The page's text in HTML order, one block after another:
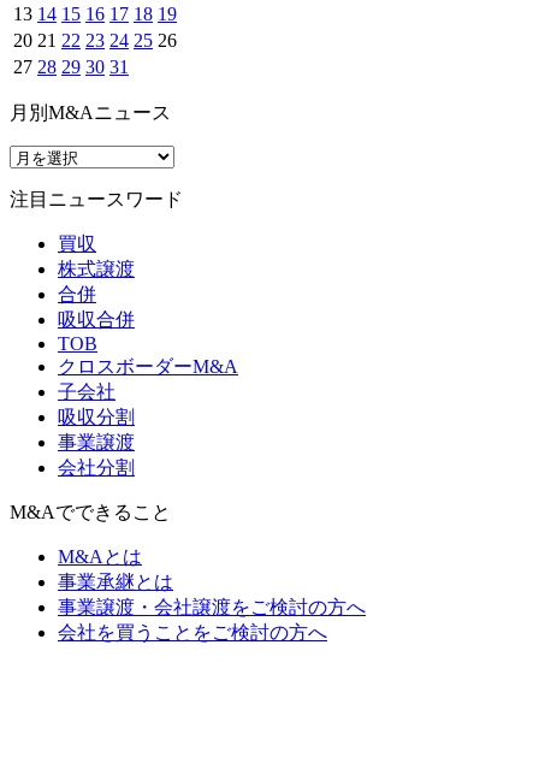
13 14 15 16 17 18 19
20 21 22 23 24 25 26
27 28 29 30 31
月別M&Aニュース
注目ニュースワード
買収
株式譲渡
合併
吸収合併
TOB
クロスボーダーM&A
子会社
吸収分割
事業譲渡
会社分割
M&Aでできること
M&Aとは
事業承継とは
事業譲渡・会社譲渡をご検討の方へ
会社を買うことをご検討の方へ